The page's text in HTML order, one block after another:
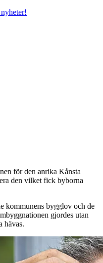
för den anrika Kånsta
den vilket fick byborna
kommunens bygglov och de
gjordes utan
hävas.